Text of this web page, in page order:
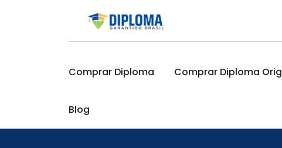
Comprar Diploma Comprar Diploma
Blog